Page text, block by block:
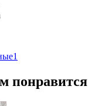
1
понравится